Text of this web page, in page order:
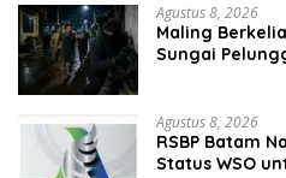
Agustus 8, 2026
Maling
Sungai
Agustus 8, 2026
RSBP Batam
Status WSO